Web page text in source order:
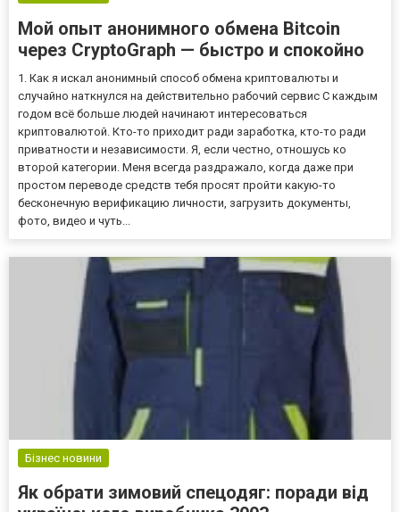
Мой опыт анонимного обмена Bitcoin
через CryptoGraph — быстро и спокойно
1. Как я искал анонимный способ обмена криптовалюты и
случайно наткнулся на действительно рабочий сервис С каждым
годом всё больше людей начинают интересоваться
криптовалютой. Кто-то приходит ради заработка, кто-то ради
приватности и независимости. Я, если честно, отношусь ко
второй категории. Меня всегда раздражало, когда даже при
простом переводе средств тебя просят пройти какую-то
бесконечную верификацию личности, загрузить документы,
фото, видео и чуть...
Бізнес новини
Як обрати зимовий спецодяг: поради від